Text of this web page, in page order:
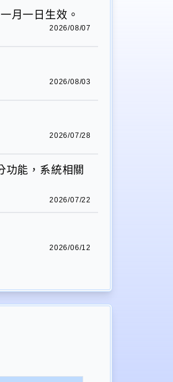
月一日生效。
2026/08/07
2026/08/03
2026/07/28
功能，系統相關
2026/07/22
2026/06/12